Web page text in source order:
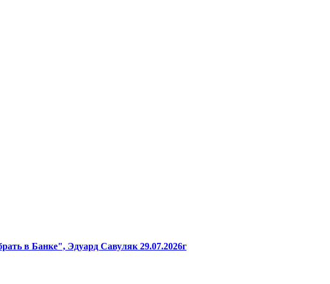
в Банке", Эдуард Савуляк 29.07.2026г